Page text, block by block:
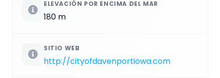
ELEVACIÓN POR ENCIMA DEL MAR
180 m
SITIO WEB
http://cityofdavenportiowa.com